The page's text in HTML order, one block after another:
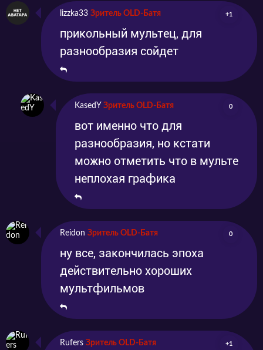
lizzka33 Зритель OLD-Батя +1
прикольный мультец, для
разнообразия сойдет
KasedY Зритель OLD-Батя 0
вот именно что для
разнообразия, но кстати
можно отметить что в мульте
неплохая графика
Reidon Зритель OLD-Батя 0
ну все, закончилась эпоха
действительно хороших
мультфильмов
Rufers Зритель OLD-Батя +1